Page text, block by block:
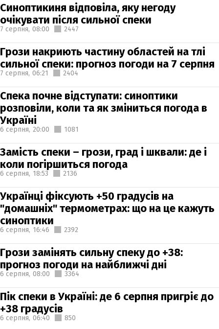
Синоптикиня відповіла, яку негоду
очікувати після сильної спеки
7 серпня, 08:00 2447
Грози накриють частину областей на тлі
сильної спеки: прогноз погоди на 7 серпня
7 серпня, 06:21 2404
Спека почне відступати: синоптики
розповіли, коли та як зміниться погода в
Україні
6 серпня, 20:00 1081
Замість спеки – грози, град і шквали: де і
коли погіршиться погода
6 серпня, 18:53 2136
Українці фіксують +50 градусів на
"домашніх" термометрах: що на це кажуть
синоптики
6 серпня, 16:46 2392
Грози замінять сильну спеку до +38:
прогноз погоди на найближчі дні
6 серпня, 08:00 3364
Пік спеки в Україні: де 6 серпня пригріє до
+38 градусів
6 серпня, 06:40 850